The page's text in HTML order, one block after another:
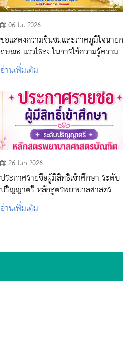
06 Jul 2026
ขอแสดงความชื่นชมและภาคภูมิใจนายก
ฤษณะ แววไธสง ในการใช้ความรู้ความ
สามารถในวิชาชีพพยาบาล ให้เป็น
ประโยชน์ต่อเพื่อนมนุษย์
อ่านเพิ่มเติม
26 Jun 2026
ประกาศรายชื่อผู้มีสิทธิ์เข้าศึกษา ระดับ
ปริญญาตรี หลักสูตรพยาบาลศาสตร
บัญฑิต รอบที่ 4 รับตรงอิสระ ปีการศึกษา
2569
อ่านเพิ่มเติม